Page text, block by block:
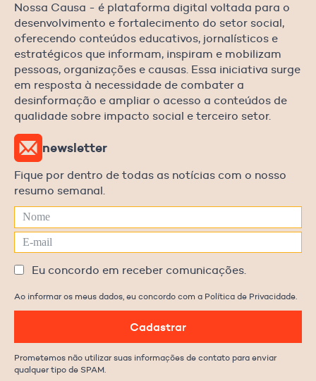
Nossa Causa - é plataforma digital voltada para o
desenvolvimento e fortalecimento do setor social,
oferecendo conteúdos educativos, jornalísticos e
estratégicos que informam, inspiram e mobilizam
pessoas, organizações e causas. Essa iniciativa surge
em resposta à necessidade de combater a
desinformação e ampliar o acesso a conteúdos de
qualidade sobre impacto social e terceiro setor.
newsletter
Fique por dentro de todas as notícias com o nosso
resumo semanal.
Eu concordo em receber comunicações.
Ao informar os meus dados, eu concordo com a Política de Privacidade.
Cadastrar
Prometemos não utilizar suas informações de contato para enviar
qualquer tipo de SPAM.